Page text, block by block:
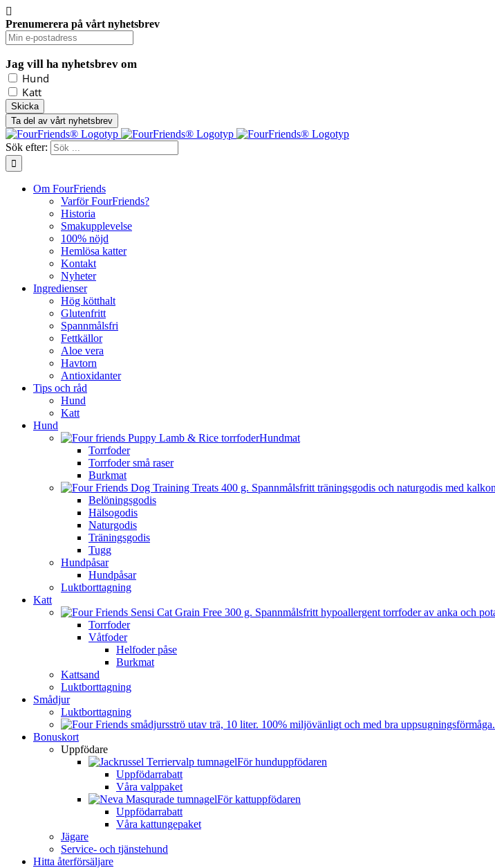
Prenumerera på vårt nyhetsbrev
Jag vill ha nyhetsbrev om
Hund
Katt
Ta del av vårt nyhetsbrev
Sök efter:
Om FourFriends
Varför FourFriends?
Historia
Smakupplevelse
100% nöjd
Hemlösa katter
Kontakt
Nyheter
Ingredienser
Hög kötthalt
Glutenfritt
Spannmålsfri
Fettkällor
Aloe vera
Havtorn
Antioxidanter
Tips och råd
Hund
Katt
Hund
Hundmat
Torrfoder
Torrfoder små raser
Burkmat
Belöningsgodis
Hälsogodis
Naturgodis
Träningsgodis
Tugg
Hundpåsar
Hundpåsar
Luktborttagning
Katt
Torrfoder
Våtfoder
Helfoder påse
Burkmat
Kattsand
Luktborttagning
Smådjur
Luktborttagning
Bonuskort
Uppfödare
För hunduppfödaren
Uppfödarrabatt
Våra valppaket
För kattuppfödaren
Uppfödarrabatt
Våra kattungepaket
Jägare
Service- och tjänstehund
Hitta återförsäljare